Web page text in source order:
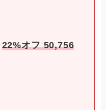
22%オフ 50,756